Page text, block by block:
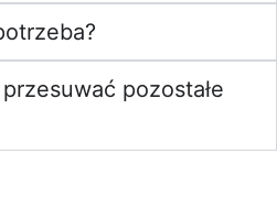
pozostałe